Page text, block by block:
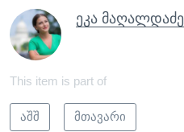
ეკა მაღალდაძე
This item is part of
აშშ მთავარი